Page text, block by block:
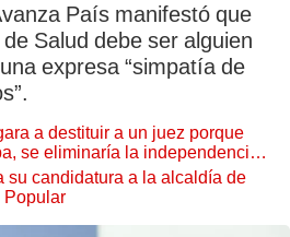
País manifestó que
Salud debe ser alguien
expresa “simpatía de
a destituir a un juez porque
se eliminaría la independencia
su candidatura a la alcaldía de
Popular